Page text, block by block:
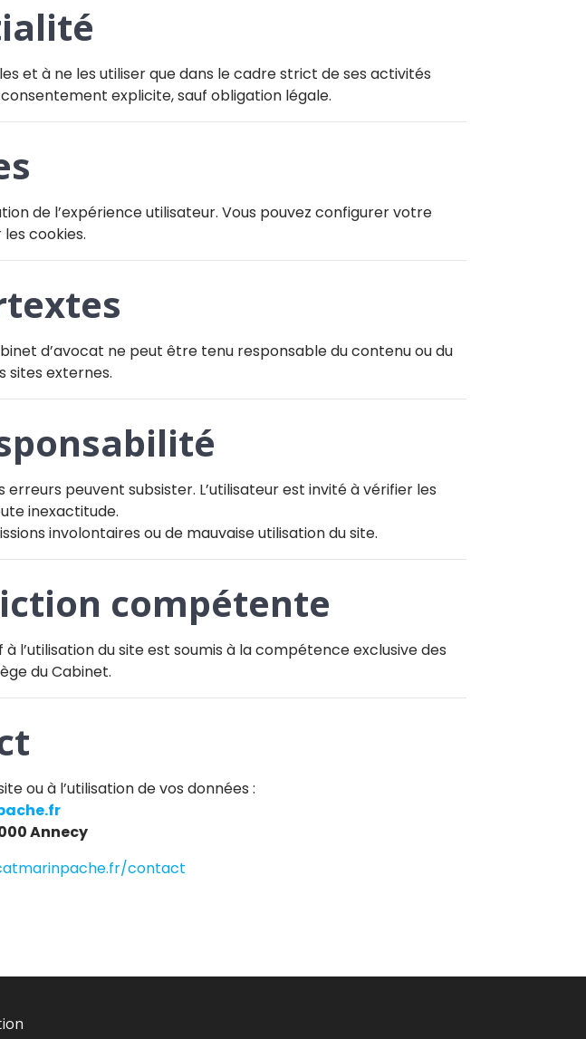
et à ne les utiliser que dans le cadre strict de ses activités
explicite, sauf obligation légale.
de l’expérience utilisateur. Vous pouvez configurer votre
cookies.
d’avocat ne peut être tenu responsable du contenu ou du
sites externes.
peuvent subsister. L’utilisateur est invité à vérifier les
inexactitude.
involontaires ou de mauvaise utilisation du site.
compétente
l’utilisation du site est soumis à la compétence exclusive des
du Cabinet.
ou à l’utilisation de vos données :
Annecy
contact